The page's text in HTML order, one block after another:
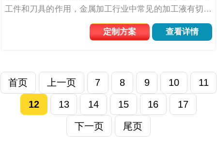
工件和刀具的作用，金属加工行业中常见的加工液有切削
液、切割液、清洗剂、防锈剂、淬火液等，这些加工液为
提高金属工件的质量和延长刀具的使用寿命作出了很大的
定制方案 查看详情
首页 上一页 7 8 9 10 11
12 13 14 15 16 17
下一页 尾页